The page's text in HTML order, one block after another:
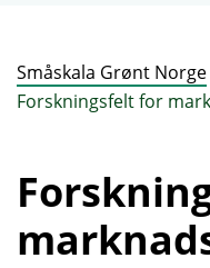
Småskala Grønt Norge
Forskningsfelt for